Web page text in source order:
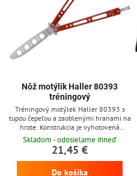
Nôž motýlik Haller 80393
tréningový
Tréningový motýlek Haller 80393 s
tupou čepeľou a zaoblenými hranami na
hrote. Konstrukcia je vyhotovená
celometálová s odpružením v západke.
Rukoväť je v odtieni vínovo červenej
farby.
Skladom - odosielame ihneď
21,45 €
Do košíka